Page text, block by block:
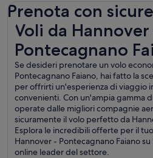
Prenota con
Voli da Hannover
Pontecagnano
Se desideri prenotare un volo
Pontecagnano Faiano, hai fatto la
per offrirti un'esperienza di viaggio
convenienti. Con un'ampia gamma
operate dalle migliori compagnie
sicuramente il volo perfetto da
Esplora le incredibili offerte per il
Hannover - Pontecagnano Faiano
online leader del settore.
Voli da Hannover a